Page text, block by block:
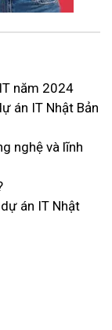
năm 2024
án IT Nhật Bản
nghệ và lĩnh
án IT Nhật